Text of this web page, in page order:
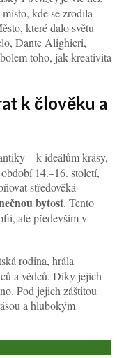
kde se zrodila
které dalo světu
Dante Alighieri,
toho, jak kreativita
k člověku a
– k ideálům krásy,
14.–16. století,
středověká
bytost. Tento
ale především v
rodina, hrála
a vědců. Díky jejich
Pod jejich záštitou
a hlubokým